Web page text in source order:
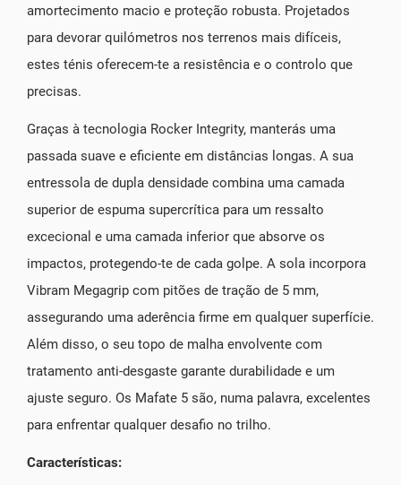
amortecimento macio e proteção robusta. Projetados
para devorar quilómetros nos terrenos mais difíceis,
estes ténis oferecem-te a resistência e o controlo que
precisas.
Graças à tecnologia Rocker Integrity, manterás uma
passada suave e eficiente em distâncias longas. A sua
entressola de dupla densidade combina uma camada
superior de espuma supercrítica para um ressalto
excecional e uma camada inferior que absorve os
impactos, protegendo-te de cada golpe. A sola incorpora
Vibram Megagrip com pitões de tração de 5 mm,
assegurando uma aderência firme em qualquer superfície.
Além disso, o seu topo de malha envolvente com
tratamento anti-desgaste garante durabilidade e um
ajuste seguro. Os Mafate 5 são, numa palavra, excelentes
para enfrentar qualquer desafio no trilho.
Características: